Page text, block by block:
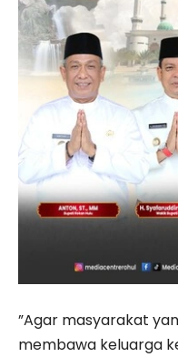
”Agar masyarakat
membawa keluarga